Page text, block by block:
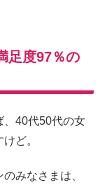
足度97％の
、40代50代の女
ど。
みなさまは、